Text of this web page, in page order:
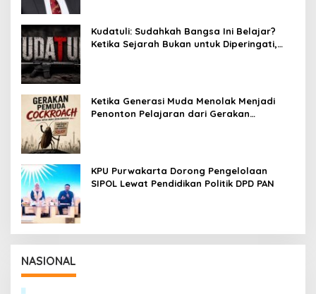
Kudatuli: Sudahkah Bangsa Ini Belajar?
Ketika Sejarah Bukan untuk Diperingati,
Ketika Generasi Muda Menolak Menjadi
Penonton Pelajaran dari Gerakan
KPU Purwakarta Dorong Pengelolaan
SIPOL Lewat Pendidikan Politik DPD PAN
NASIONAL